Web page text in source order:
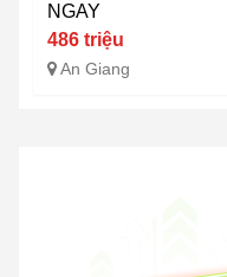
NGAY
486 triệu
An Giang